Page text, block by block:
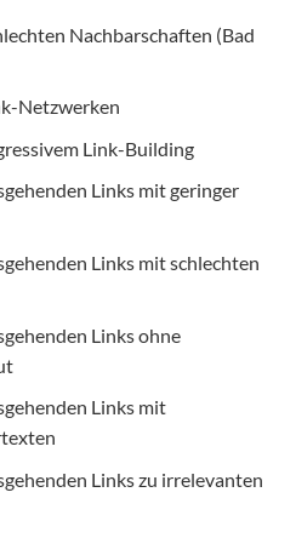
Nachbarschaften (Bad
Netzwerken
Link-Building
Links mit geringer
Links mit schlechten
Links ohne
Links mit
Links zu irrelevanten